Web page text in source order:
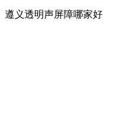
遵义透明声屏障哪家好